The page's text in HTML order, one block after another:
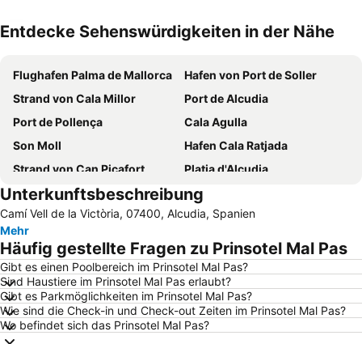
Entdecke Sehenswürdigkeiten in der Nähe
Flughafen Palma de Mallorca
Hafen von Port de Soller
Strand von Cala Millor
Port de Alcudia
Port de Pollença
Cala Agulla
Son Moll
Hafen Cala Ratjada
Strand von Can Picafort
Platja d'Alcudia
Platja de Sa Coma
Es Pil larí
Strand von Valdemossa
Strand von Formentor - Cala Pi
Cala Deiá
Kloster Lluc
Sant Jordi
Playa Sa marina de Alcudia
Playa Son Baulo
Platja de Canyamel
Naturschutzgebiet S'Albufera de Mallorca
Hafen Sa Calobra
Strand von S´Illot - Cala Moreja
Cala Antena
Unterkunftsbeschreibung
Camí Vell de la Victòria, 07400, Alcudia, Spanien
Mehr
Häufig gestellte Fragen zu Prinsotel Mal Pas
Gibt es einen Poolbereich im Prinsotel Mal Pas?
Sind Haustiere im Prinsotel Mal Pas erlaubt?
Gibt es Parkmöglichkeiten im Prinsotel Mal Pas?
Wie sind die Check-in und Check-out Zeiten im Prinsotel Mal Pas?
Wo befindet sich das Prinsotel Mal Pas?